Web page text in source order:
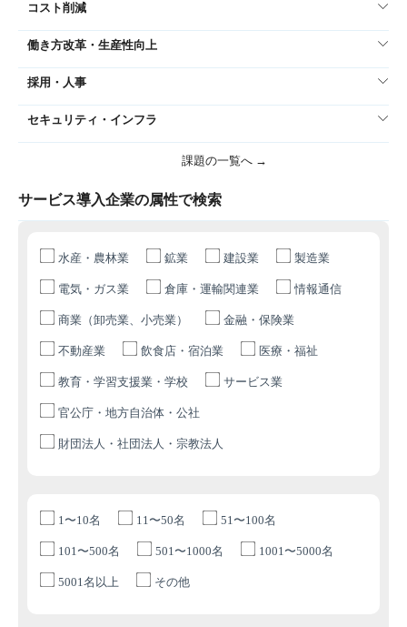
コスト削減
働き方改革・生産性向上
採用・人事
セキュリティ・インフラ
課題の一覧へ →
サービス導入企業の属性で検索
水産・農林業 鉱業 建設業 製造業
電気・ガス業 倉庫・運輸関連業 情報通信
商業（卸売業、小売業） 金融・保険業
不動産業 飲食店・宿泊業 医療・福祉
教育・学習支援業・学校 サービス業
官公庁・地方自治体・公社
財団法人・社団法人・宗教法人
1〜10名 11〜50名 51〜100名
101〜500名 501〜1000名 1001〜5000名
5001名以上 その他